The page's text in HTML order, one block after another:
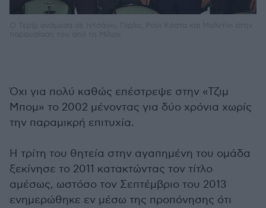
Όχι για πολύ καθώς επέστρεψε στην «Τζιμ
Μπομ» το 2002 μένοντας για δύο χρόνια χωρίς
την παραμικρή επιτυχία.
Η τρίτη του θητεία στην αγαπημένη του ομάδα
ξεκίνησε το 2011 κατακτώντας τον τίτλο
αμέσως, ωστόσο τον Σεπτέμβριο του 2013
ενημερώθηκε εν μέσω της προπόνησης ότι